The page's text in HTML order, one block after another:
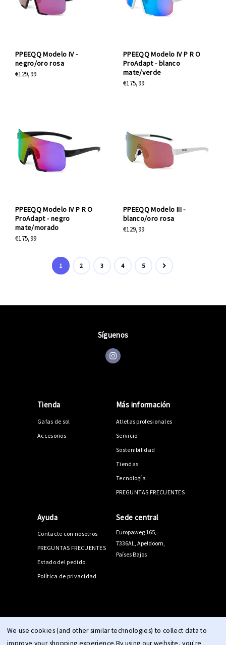
PPEEQQ Modelo IV -
negro/oro rosa
€129,99
PPEEQQ Modelo IV P R O
ProAdapt - blanco
mate/verde
€175,99
PPEEQQ Modelo IV P R O
ProAdapt - negro
mate/morado
€175,99
PPEEQQ Modelo III -
blanco/oro rosa
€129,99
1 2 3 4 5
Síguenos
Tienda
Gafas de sol
Accesorios
Más información
Atletas profesionales
Servicio
Sostenibilidad
Tiendas
Tecnología
PREGUNTAS FRECUENTES
Ayuda
Contacte con nosotros
PREGUNTAS FRECUENTES
Estado del pedido
Política de privacidad
Sede central
Europaweg 165,
7336AL, Apeldoorn,
Países Bajos
We use cookies (and other similar technologies) to collect data to
improve your shopping experience.By using our website, you're